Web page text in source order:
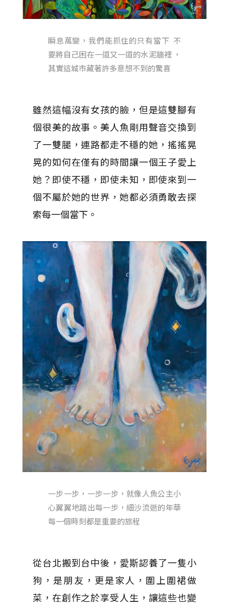
瞬息萬變，我們能抓住的只有當下 不
要將自己困在一道又一道的水泥牆裡 ，
其實這城市藏著許多意想不到的驚喜
雖然這幅沒有女孩的臉，但是這雙腳有
個很美的故事。美人魚剛用聲音交換到
了一雙腿，連路都走不穩的她，搖搖晃
晃的如何在僅有的時間讓一個王子愛上
她？即使不穩，即使未知，即使來到一
個不屬於她的世界，她都必須勇敢去探
索每一個當下。
一步一步，一步一步，就像人魚公主小
心翼翼地踏出每一步，細沙流逝的年華
每一個時刻都是重要的旅程
從台北搬到台中後，愛斯認養了一隻小
狗，是朋友，更是家人，圍上圍裙做
菜，在創作之於享受人生，讓這些也變